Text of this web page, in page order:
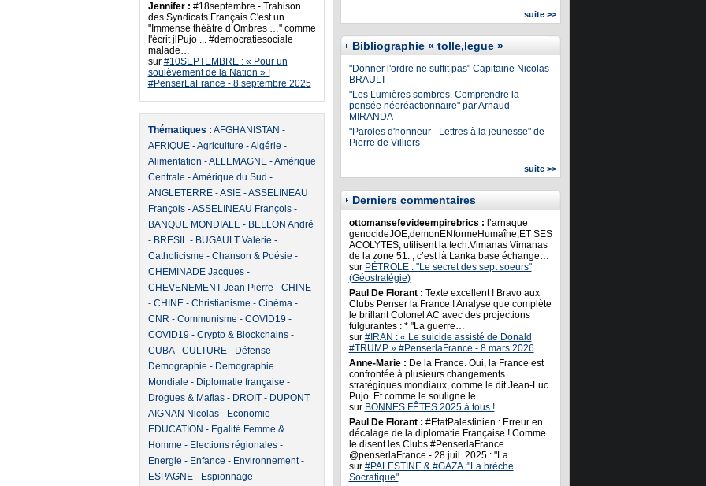
Jennifer : #18septembre - Trahison
des Syndicats Français C'est un
"Immense théâtre d’Ombres …" comme
l'écrit jlPujo ... #democratiesociale
malade…
sur #10SEPTEMBRE : « Pour un
soulèvement de la Nation » !
#PenserLaFrance - 8 septembre 2025
Thématiques : AFGHANISTAN -
AFRIQUE-Agriculture -Algérie -
Alimentation -ALLEMAGNE-Amérique
Centrale -Amérique du Sud -
ANGLETERRE-ASIE-ASSELINEAU
François-ASSELINEAU François-
BANQUE MONDIALE- BELLON André
- BRESIL- BUGAULT Valérie -
Catholicisme - Chanson & Poésie -
CHEMINADE Jacques-
CHEVENEMENT Jean Pierre - CHINE
- CHINE- Christianisme - Cinéma-
CNR - Communisme - COVID19 -
COVID19 - Crypto & Blockchains-
CUBA- CULTURE- Défense -
Demographie - Demographie
Mondiale - Diplomatie française -
Drogues & Mafias- DROIT- DUPONT
AIGNAN Nicolas- Economie -
EDUCATION - Egalité Femme &
Homme - Elections régionales-
Energie - Enfance - Environnement-
ESPAGNE- Espionnage
suite >>
Bibliographie « tolle,legue »
"Donner l'ordre ne suffit pas" Capitaine Nicolas
BRAULT
"Les Lumières sombres. Comprendre la
pensée néoréactionnaire" par Arnaud
MIRANDA
"Paroles d'honneur - Lettres à la jeunesse" de
Pierre de Villiers
suite >>
Derniers commentaires
ottomansefevideempirebrics : l’arnaque
genocideJOE,demonENformeHumaîne,ET SES
ACOLYTES, utilisent la tech.Vimanas Vimanas
de la zone 51: ; c’est là Lanka base échange…
sur PÉTROLE : "Le secret des sept soeurs"
(Géostratégie)
Paul De Florant : Texte excellent ! Bravo aux
Clubs Penser la France ! Analyse que complète
le brillant Colonel AC avec des projections
fulgurantes : * "La guerre…
sur #IRAN : « Le suicide assisté de Donald
#TRUMP » #PenserlaFrance - 8 mars 2026
Anne-Marie : De la France. Oui, la France est
confrontée à plusieurs changements
stratégiques mondiaux, comme le dit Jean-Luc
Pujo. Et comme le souligne le…
sur BONNES FÊTES 2025 à tous !
Paul De Florant : #EtatPalestinien : Erreur en
décalage de la diplomatie Française ! Comme
le disent les Clubs #PenserlaFrance
@penserlaFrance - 28 juil. 2025 : "La…
sur #PALESTINE & #GAZA :"La brèche
Socratique"